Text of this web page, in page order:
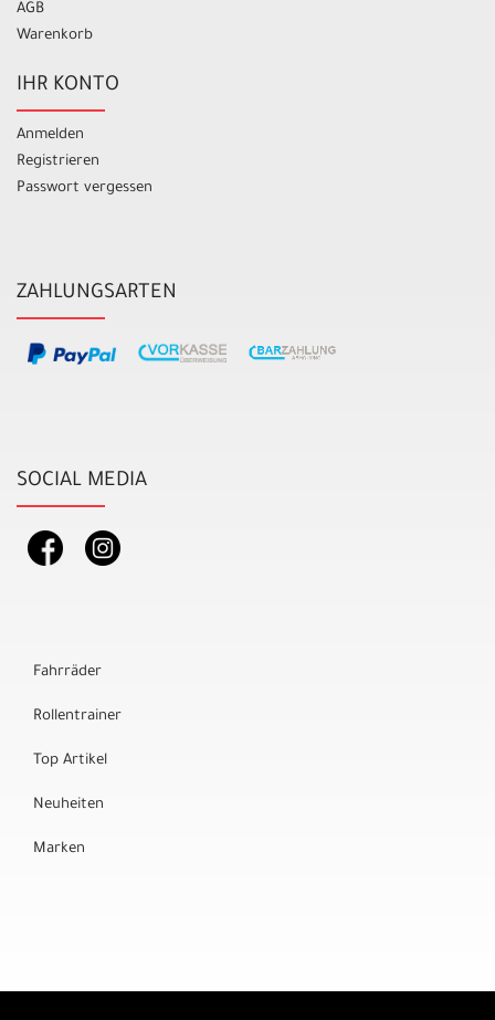
AGB
Warenkorb
IHR KONTO
Anmelden
Registrieren
Passwort vergessen
ZAHLUNGSARTEN
SOCIAL MEDIA
Fahrräder
Rollentrainer
Top Artikel
Neuheiten
Marken